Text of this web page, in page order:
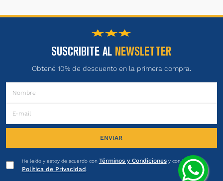
SUSCRIBITE AL NEWSLETTER
Obtené 10% de descuento en la primera compra.
ENVIAR
He leído y estoy de acuerdo con Términos y Condicionesy con la
Política de Privacidad